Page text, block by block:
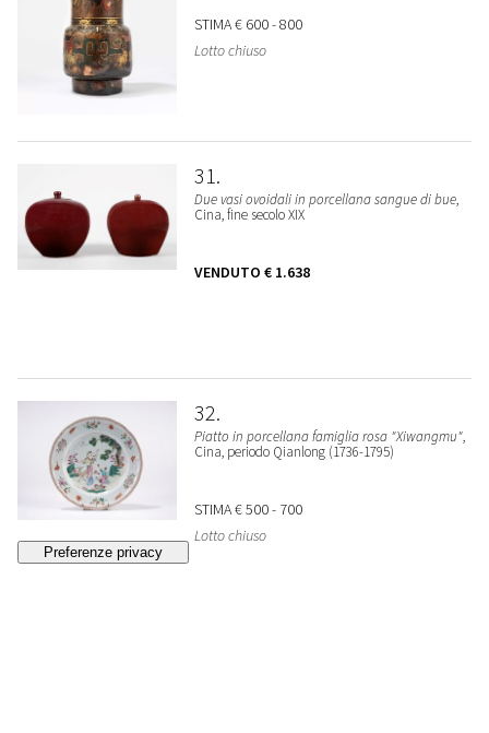
STIMA€ 600 - 800
Lotto chiuso
31
Due vasi ovoidali in porcellana sangue di bue,
Cina, fine secolo XIX
VENDUTO € 1.638
32
Piatto in porcellana famiglia rosa "Xiwangmu",
Cina, periodo Qianlong (1736-1795)
STIMA€ 500 - 700
Lotto chiuso